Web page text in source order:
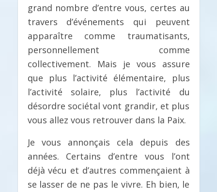
grand nombre d’entre vous, certes au
travers d’événements qui peuvent
apparaître comme traumatisants,
personnellement comme
collectivement. Mais je vous assure
que plus l’activité élémentaire, plus
l’activité solaire, plus l’activité du
désordre sociétal vont grandir, et plus
vous allez vous retrouver dans la Paix.
Je vous annonçais cela depuis des
années. Certains d’entre vous l’ont
déjà vécu et d’autres commençaient à
se lasser de ne pas le vivre. Eh bien, le